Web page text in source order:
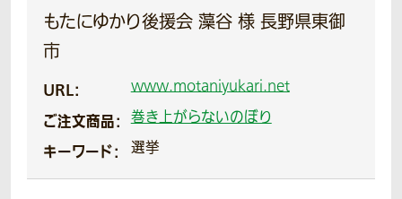
もたにゆかり後援会 藻谷 様 長野県東御
市
URL： www.motaniyukari.net
ご注文商品： 巻き上がらないのぼり
キーワード： 選挙